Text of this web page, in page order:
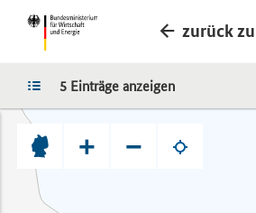
zurück
LISTE
5 Einträge anzeigen
+ −